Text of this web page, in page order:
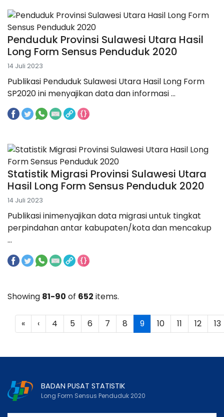
Penduduk Provinsi Sulawesi Utara Hasil
Long Form Sensus Penduduk 2020
14 Juli 2023
Publikasi Penduduk Sulawesi Utara Hasil Long Form
SP2020 ini menyajikan data dan informasi ...
Statistik Migrasi Provinsi Sulawesi Utara
Hasil Long Form Sensus Penduduk 2020
14 Juli 2023
Publikasi inimenyajikan data migrasi untuk tingkat
perpindahan antar kabupaten/kota dan mencakup
...
Showing 81-90 of 652 items.
« ‹ 4 5 6 7 8 9 10 11 12 13
BADAN PUSAT STATISTIK
Long Form Sensus Penduduk 2020